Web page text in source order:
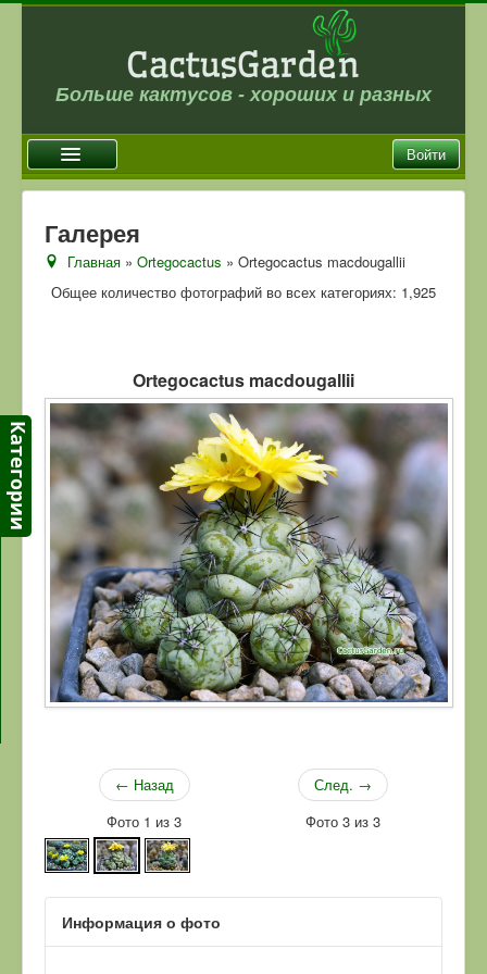
Больше кактусов - хороших и разных
Войти
Новости
Галерея
Отзывы
Ссылки
Контакты
Галерея
Главная »Ortegocactus » Ortegocactus macdougallii
Общее количество фотографий во всех категориях: 1,925
Ortegocactus macdougallii
← Назад
Фото 1 из 3
След. →
Фото 3 из 3
Информация о фото